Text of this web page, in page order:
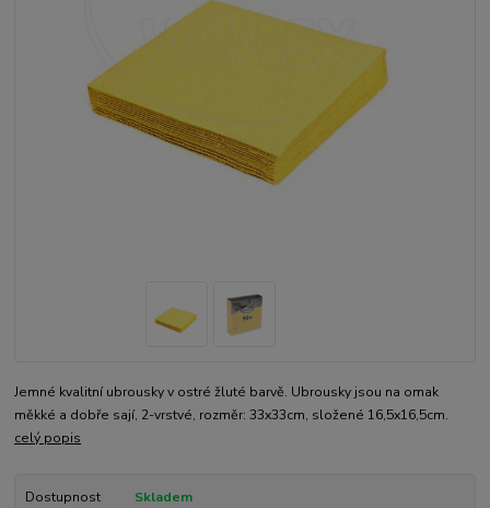
Jemné kvalitní ubrousky v ostré žluté barvě. Ubrousky jsou na omak
měkké a dobře sají, 2-vrstvé, rozměr: 33x33cm, složené 16,5x16,5cm.
celý popis
Dostupnost Skladem